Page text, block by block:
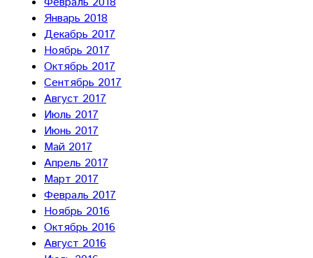
Январь 2018
Декабрь 2017
Ноябрь 2017
Октябрь 2017
Сентябрь 2017
Август 2017
Июль 2017
Июнь 2017
Май 2017
Апрель 2017
Март 2017
Февраль 2017
Ноябрь 2016
Октябрь 2016
Август 2016